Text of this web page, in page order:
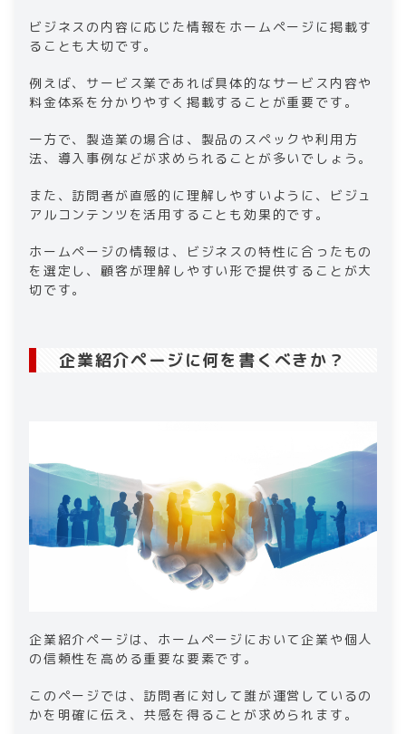
ビジネスの内容に応じた情報をホームページに掲載す
ることも大切です。
例えば、サービス業であれば具体的なサービス内容や
料金体系を分かりやすく掲載することが重要です。
一方で、製造業の場合は、製品のスペックや利用方
法、導入事例などが求められることが多いでしょう。
また、訪問者が直感的に理解しやすいように、ビジュ
アルコンテンツを活用することも効果的です。
ホームページの情報は、ビジネスの特性に合ったもの
を選定し、顧客が理解しやすい形で提供することが大
切です。
企業紹介ページに何を書くべきか？
企業紹介ページは、ホームページにおいて企業や個人
の信頼性を高める重要な要素です。
このページでは、訪問者に対して誰が運営しているの
かを明確に伝え、共感を得ることが求められます。